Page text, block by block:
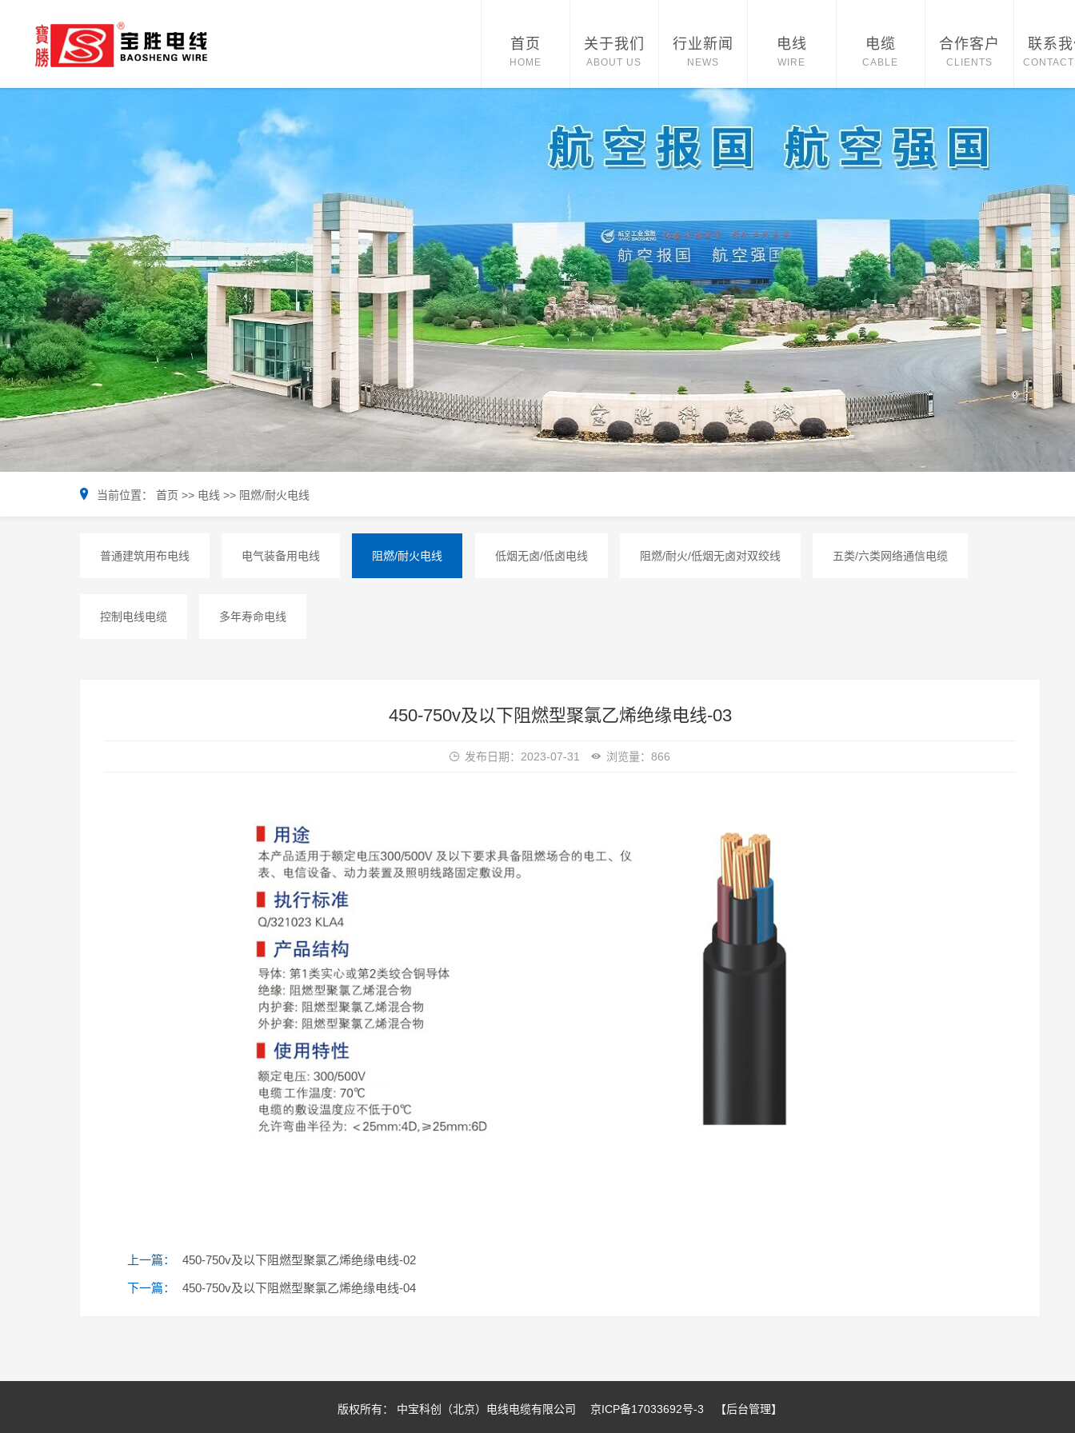
首页
HOME
关于我们
ABOUT US
行业新闻
NEWS
电线
WIRE
电缆
CABLE
合作客户
CLIENTS
联系
当前位置： 首页 >> 电线 >> 阻燃/耐火电线
普通建筑用布电线 电气装备用电线 阻燃/耐火电线 低烟无卤/低卤电线 阻燃/耐火/低烟无卤对双绞线 五类/六类网络通信电缆
控制电线电缆 多年寿命电线
450-750v及以下阻燃型聚氯乙烯绝缘电线-03
发布日期：2023-07-31 浏览量：866
上一篇： 450-750v及以下阻燃型聚氯乙烯绝缘电线-02
下一篇： 450-750v及以下阻燃型聚氯乙烯绝缘电线-04
版权所有： 中宝科创（北京）电线电缆有限公司 京ICP备17033692号-3 【后台管理】